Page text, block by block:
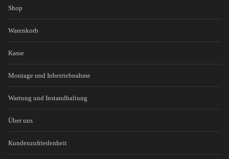
Shop
Warenkorb
Kasse
Montage und Inbetriebnahme
Wartung und Instandhaltung
Über uns
Kundenzufriedenheit